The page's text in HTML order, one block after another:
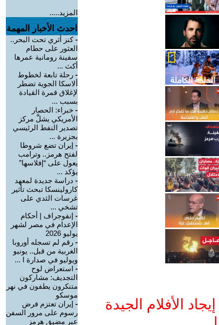
الأفلام الجيدة
المزيد.....
احدث الأخبار المهمة
-كنز أثري تحت البحر..
العثور على حطام
سفينة رومانية عمرها
أكث ...
- رحلة تابعة لخطوط
ألاسكا الجوية تضطر
لإغلاق قمرة القيادة
بسبب ...
- خبراء: الحصار
الأمريكي يشلَّ مركز
تصدير النفط الرئيسي
بجزيرة ...
- إيران تضع شروطا
لفتح هرمز.. وترامب
يعول على “إفلاسها”
يؤكد ...
- دراسة جديدة لمعهد
كارولينسكا تبحث تأثير
غرسات الثدي على
تشخي ...
- إنفوجراف | أحكام
الإعدام في مصر لشهر
يوليو 2026
- رقم لم تسجله أوروبا
الغربية من قبل.. يونيو
ويوليو في صدارة ا ...
- استعراض لوح
التجديف: مشاركون
متنكرون يطفون في نهر
موسكو
- إيران تعتزم فرض
رسوم على مرور السفن
عبر مضيق هرمز